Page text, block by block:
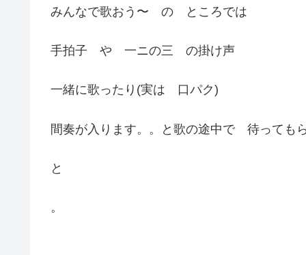
みんなで歌おう〜 の ところでは
手拍子 や 一ニの三 の掛け声
一緒に歌ったり(実は 口パク)
間奏が入ります。。と歌の途中で 待っても
と
。